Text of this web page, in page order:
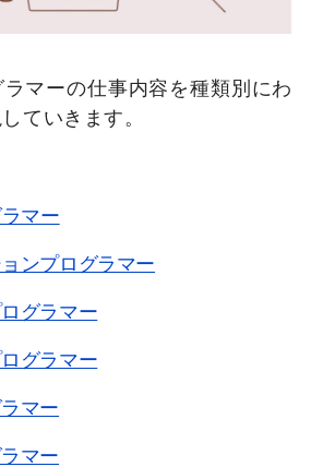
マーの仕事内容を種類別にわ
ていきます。
マー
ンプログラマー
グラマー
グラマー
マー
マー